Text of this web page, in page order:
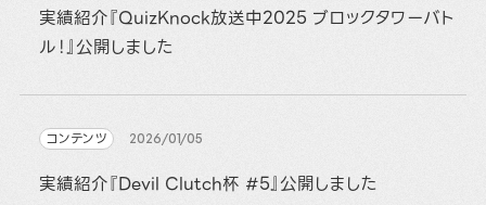
実績紹介『QuizKnock放送中2025 ブロックタワーバト
ル！』公開しました
コンテンツ 2026/01/05
実績紹介『Devil Clutch杯 #5』公開しました